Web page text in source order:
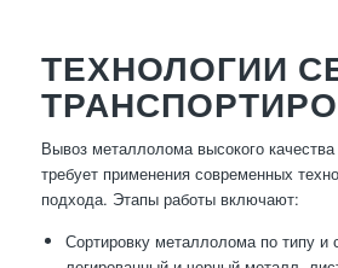
ТЕХНОЛОГИИ
Вывоз металлолома высокого
требует применения современных
подхода. Этапы работы включают:
Сортировку металлолома по типу